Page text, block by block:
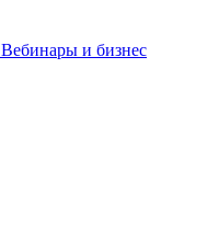
Вебинары и бизнес